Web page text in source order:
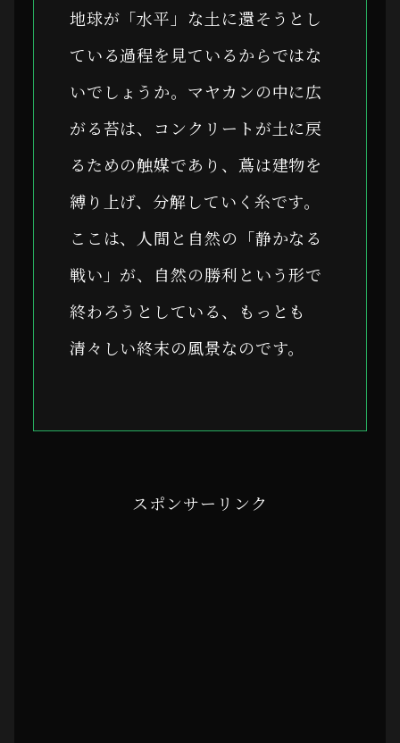
地球が「水平」な土に還そうとし
ている過程を見ているからではな
いでしょうか。マヤカンの中に広
がる苔は、コンクリートが土に戻
るための触媒であり、蔦は建物を
縛り上げ、分解していく糸です。
ここは、人間と自然の「静かなる
戦い」が、自然の勝利という形で
終わろうとしている、もっとも
清々しい終末の風景なのです。
スポンサーリンク